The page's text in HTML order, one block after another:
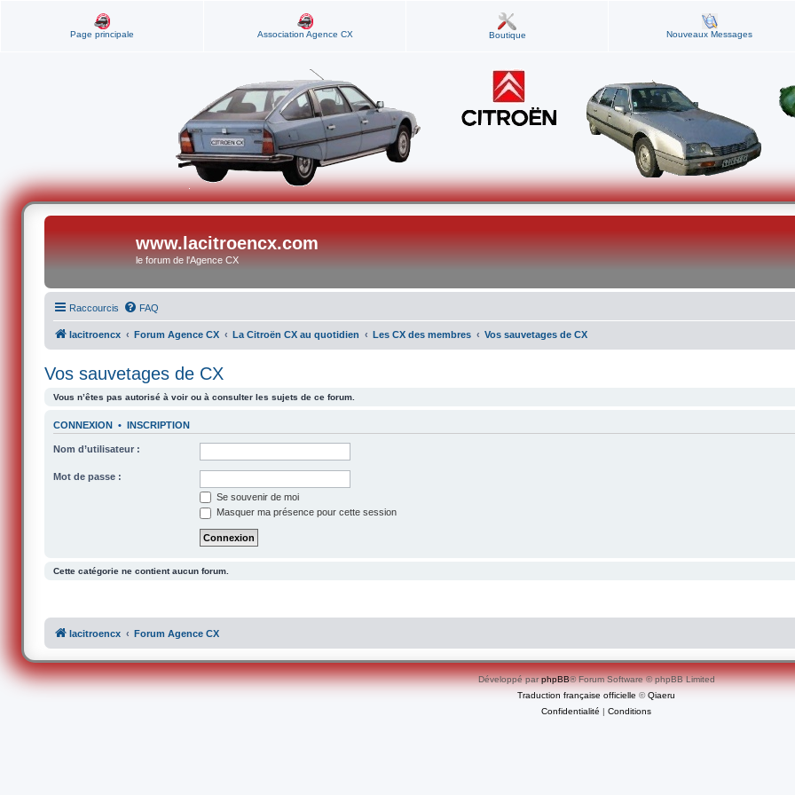
Page principale Association Agence CX Boutique Nouveaux Messages
www.lacitroencx.com
le forum de l'Agence CX
Raccourcis FAQ
lacitroencx Forum Agence CX La Citroën CX au quotidien Les CX des membres Vos sauvetages de CX
Vos sauvetages de CX
Vous n’êtes pas autorisé à voir ou à consulter les sujets de ce forum.
CONNEXION • INSCRIPTION
Nom d’utilisateur :
Mot de passe :
Se souvenir de moi
Masquer ma présence pour cette session
Cette catégorie ne contient aucun forum.
lacitroencx Forum Agence CX
Développé parphpBB® Forum Software © phpBB Limited
Traduction française officielle ©Qiaeru
Confidentialité | Conditions